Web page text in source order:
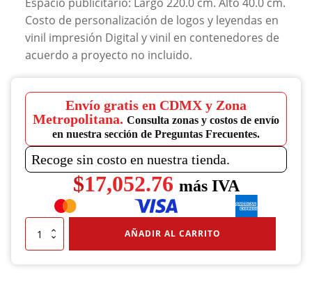
Costo de personalización de logos y leyendas en
vinil impresión Digital y vinil en contenedores de
acuerdo a proyecto no incluido.
Envío gratis en CDMX y Zona
Metropolitana. Consulta zonas y costos de envío
en nuestra sección de Preguntas Frecuentes.
Recoge sin costo en nuestra tienda.
$17,052.76 más IVA
Estación
De
AÑADIR AL CARRITO